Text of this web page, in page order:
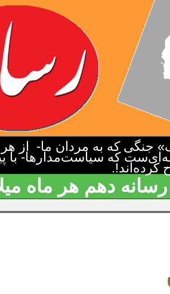
جنگی که به مردان ما- از
که سیاست‌مدارها-
کرده‌اند!.
رسانه دهم هر ماه